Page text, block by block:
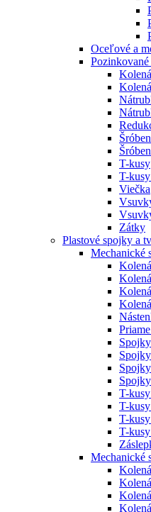
Oceľové a
Kolená
T-kusy
T-
Viečka
Zátky
Plastové spojky a
Mechanické
T-
T-
T-
T-
Mechanické